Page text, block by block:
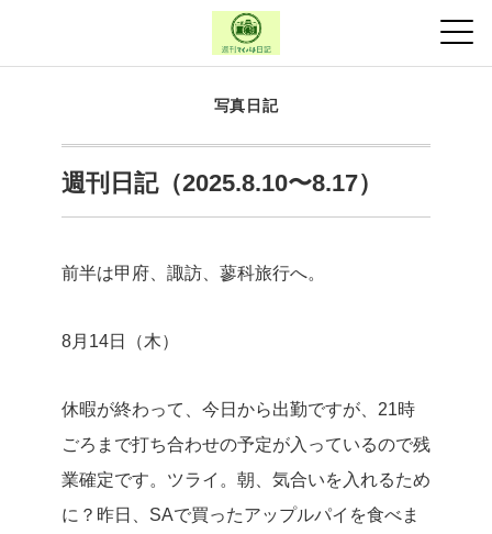
写真日記
週刊日記（2025.8.10〜8.17）
前半は甲府、諏訪、蓼科旅行へ。
8月14日（木）
休暇が終わって、今日から出勤ですが、21時
ごろまで打ち合わせの予定が入っているので残
業確定です。ツライ。朝、気合いを入れるため
に？昨日、SAで買ったアップルパイを食べま